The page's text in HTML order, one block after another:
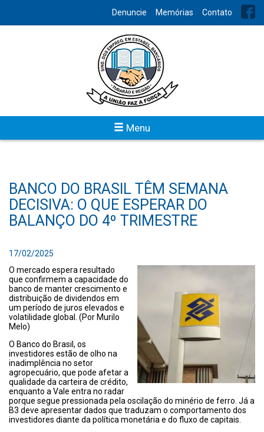
Denuncie Memórias Contato
Menu
BANCO DO BRASIL TÊM SEMANA
DECISIVA: O QUE ESPERAR DO
BALANÇO DO 4º TRIMESTRE
17/02/2025
O mercado espera resultado
que confirmem a capacidade do
banco de manter crescimento e
distribuição de dividendos em
um período de juros elevados e
volatilidade global. (Por Murilo
Melo)
O Banco do Brasil, os
investidores estão de olho na
inadimplência no setor
agropecuário, que pode afetar a
qualidade da carteira de crédito,
enquanto a Vale entra no radar
porque segue pressionada pela oscilação do minério de ferro. Já a
B3 deve apresentar dados que traduzam o comportamento dos
investidores diante da política monetária e do fluxo de capitais.